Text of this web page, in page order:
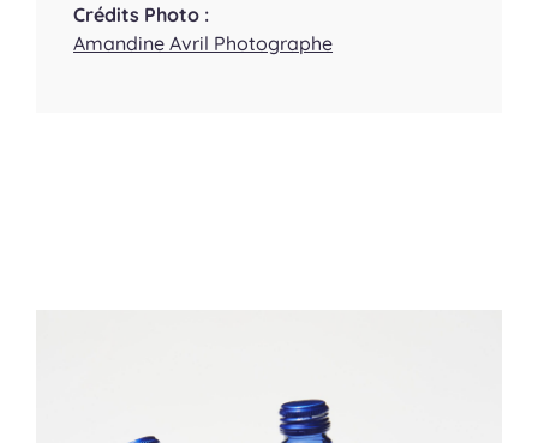
Crédits Photo :
Amandine Avril Photographe